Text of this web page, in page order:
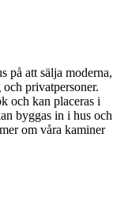
på att sälja moderna,
privatpersoner.
och kan placeras i
byggas in i hus och
om våra kaminer